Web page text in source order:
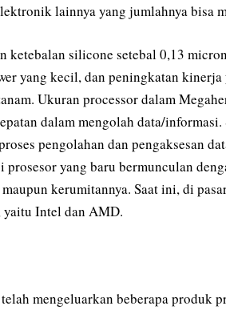
lainnya yang jumlahnya bisa
ketebalan silicone setebal 0,13
yang kecil, dan peningkatan
Ukuran processor dalam
dalam mengolah data/informasi.
pengolahan dan pengaksesan
yang baru bermunculan
kerumitannya. Saat ini, di
yaitu Intel dan AMD.
mengeluarkan beberapa produk